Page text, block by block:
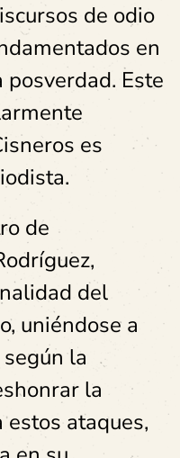
de odio
en
Este
es
de
del
uniéndose a
la
la
estos ataques,